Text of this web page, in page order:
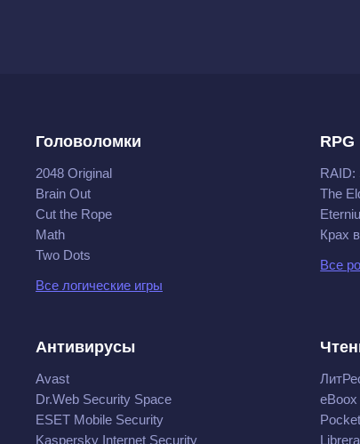
Головоломки
2048 Original
Brain Out
Cut the Rope
Math
Two Dots
Все логические игры
RPG
RAID:
The
Крах
Все
Антивирусы
Avast
Dr.Web Security Space
ESET Mobile Security
Kaspersky Internet Security
eBoox
Librera